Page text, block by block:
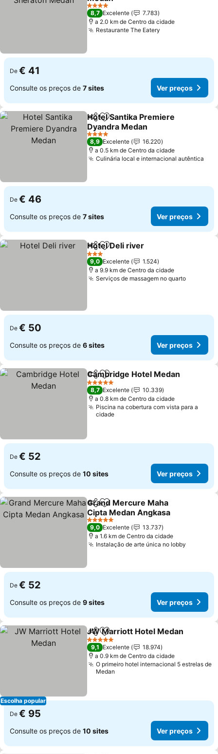
Ver preços
4 Estrelas
8,7 Excelente
7.783
a 2.0 km de Centro da cidade
Restaurante The Eatery
De € 41
Consulte os preços de 7 sites Ver preços
PartilharAdicionar aos favoritos
Hotel Santika Premiere
Dyandra Medan
Ver preços
4 Estrelas
8,9 Excelente
16.220
a 0.5 km de Centro da cidade
Culinária local e internacional autêntica
De € 46
Consulte os preços de 7 sites Ver preços
PartilharAdicionar aos favoritos
Hotel Deli river
3 Estrelas
9,0 Excelente
1.524
a 9.9 km de Centro da cidade
Serviços de massagem no quartoVer
De € 50
Consulte os preços de 6 sites Ver preços
PartilharAdicionar aos favoritos
Cambridge Hotel Medan
5 Estrelas
8,7 Excelente
10.339
a 0.8 km de Centro da cidade
Piscina na cobertura com vista para a
cidade
De € 52
Consulte os preços de 10 sites Ver preços
PartilharAdicionar aos favoritos
Grand Mercure Maha
Cipta Medan Angkasa
Ver preços
5 Estrelas
9,0 Excelente
13.737
a 1.6 km de Centro da cidade
Instalação de arte única no lobby
De € 52
Consulte os preços de 9 sites Ver preços
Escolha popular
PartilharAdicionar aos favoritos
JW Marriott Hotel Medan
5 Estrelas
9,1 Excelente
18.974
a 0.9 km de Centro da cidade
O primeiro hotel internacional 5 estrelas de
Medan
De € 95
Consulte os preços de 10 sites Ver preços